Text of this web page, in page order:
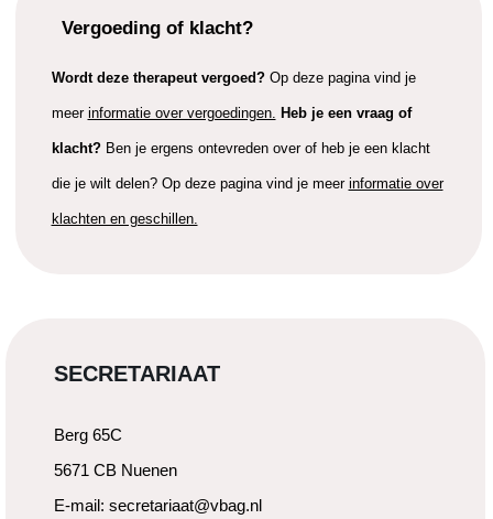
Vergoeding of klacht?
Wordt deze therapeut vergoed?Op deze pagina vind je
meer informatie over vergoedingen. Heb je een vraag of
klacht? Ben je ergens ontevreden over of heb je een klacht
die je wilt delen? Op deze pagina vind je meer informatie over
klachten en geschillen.
SECRETARIAAT
Berg 65C
5671 CB Nuenen
E-mail: secretariaat@vbag.nl